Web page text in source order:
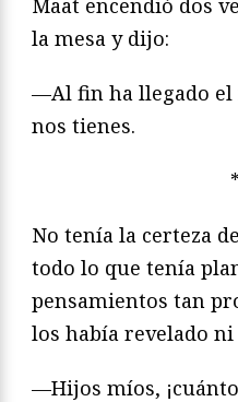
la mesa y dijo:
—Al fin ha llegado el
nos tienes.
No tenía la certeza
todo lo que tenía
pensamientos tan
los había revelado
—Hijos míos,